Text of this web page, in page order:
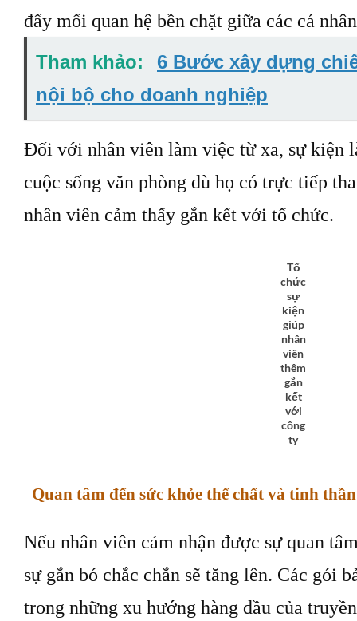
đẩy mối quan hệ bền chặt giữa các cá
Tham khảo:
6 Bước xây dựng
nội bộ cho doanh nghiệp
Đối với nhân viên làm việc từ xa, sự kiện
cuộc sống văn phòng dù họ có trực tiếp
nhân viên cảm thấy gắn kết với tổ chức.
Tổ
chức
sự
kiện
giúp
nhân
viên
thêm
gắn
kết
với
công
ty
Quan tâm đến sức khỏe thể chất và tinh
Nếu nhân viên cảm nhận được sự quan
sự gắn bó chắc chắn sẽ tăng lên. Các gói
trong những xu hướng hàng đầu của